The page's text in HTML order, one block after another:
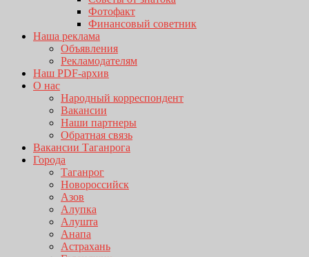
Фотофакт
Финансовый советник
Наша реклама
Объявления
Рекламодателям
Наш PDF-архив
О нас
Народный корреспондент
Вакансии
Наши партнеры
Обратная связь
Вакансии Таганрога
Города
Таганрог
Новороссийск
Азов
Алупка
Алушта
Анапа
Астрахань